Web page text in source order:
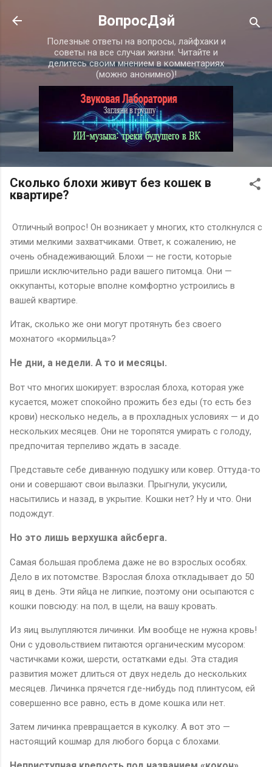
К основному контенту
ВопросДэй
Полезные ответы на вопросы, лайфхаки и
советы на все случаи жизни. Читайте и
делитесь своим мнением в комментариях
(можно анонимно)!
Сколько блохи живут без кошек в
квартире?
Отличный вопрос! Он возникает у многих, кто столкнулся с
этими мелкими захватчиками. Ответ, к сожалению, не
очень обнадеживающий. Блохи — не гости, которые
пришли исключительно ради вашего питомца. Они —
оккупанты, которые вполне комфортно устроились в
вашей квартире.
Итак, сколько же они могут протянуть без своего
мохнатого «кормильца»?
Не дни, а недели. А то и месяцы.
Вот что многих шокирует: взрослая блоха, которая уже
кусается, может спокойно прожить без еды (то есть без
крови) несколько недель, а в прохладных условиях — и до
нескольких месяцев. Они не торопятся умирать с голоду,
предпочитая терпеливо ждать в засаде.
Представьте себе диванную подушку или ковер. Оттуда-то
они и совершают свои вылазки. Прыгнули, укусили,
насытились и назад, в укрытие. Кошки нет? Ну и что. Они
подождут.
Но это лишь верхушка айсберга.
Самая большая проблема даже не во взрослых особях.
Дело в их потомстве. Взрослая блоха откладывает до 50
яиц в день. Эти яйца не липкие, поэтому они осыпаются с
кошки повсюду: на пол, в щели, на вашу кровать.
Из яиц вылупляются личинки. Им вообще не нужна кровь!
Они с удовольствием питаются органическим мусором:
частичками кожи, шерсти, остатками еды. Эта стадия
развития может длиться от двух недель до нескольких
месяцев. Личинка прячется где-нибудь под плинтусом, ей
совершенно все равно, есть в доме кошка или нет.
Затем личинка превращается в куколку. А вот это —
настоящий кошмар для любого борца с блохами.